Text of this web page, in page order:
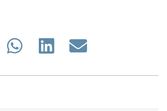
Share
Share
Share